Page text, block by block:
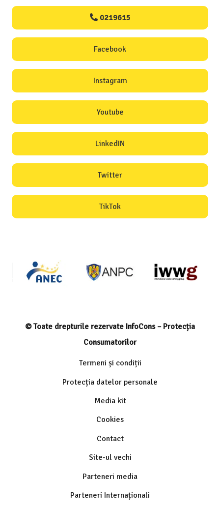
0219615
Facebook
Instagram
Youtube
LinkedIN
Twitter
TikTok
© Toate drepturile rezervate InfoCons – Protecția
Consumatorilor
Termeni și condiții
Protecția datelor personale
Media kit
Cookies
Contact
Site-ul vechi
Parteneri media
Parteneri Internaționali